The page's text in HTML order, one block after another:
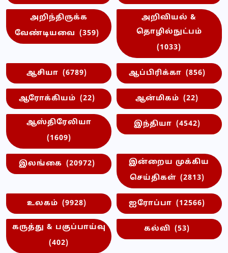
அறிந்திருக்க
வேண்டியவை (359)
அறிவியல் &
தொழில்நுட்பம்
(1033)
ஆசியா (6789) ஆப்பிரிக்கா (856)
ஆரோக்கியம் (22) ஆன்மிகம் (22)
ஆஸ்திரேலியா
(1609)
இந்தியா (4542)
இலங்கை (20972)
இன்றைய முக்கிய
செய்திகள் (2813)
உலகம் (9928) ஐரோப்பா (12566)
கருத்து & பகுப்பாய்வு
(402)
கல்வி (53)